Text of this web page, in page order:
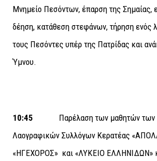
Μνημείο Πεσόντων, έπαρση της Σημαίας,
δέηση, κατάθεση στεφάνων, τήρηση ενός
τους Πεσόντες υπέρ της Πατρίδας και
Ύμνου.
10:45 Παρέλαση των μαθητών των
Λαογραφικών Συλλόγων Κερατέας
«ΗΓΕΧΟΡΟΣ» και «ΛΥΚΕΙΟ ΕΛΛΗΝΙΔΩΝ»